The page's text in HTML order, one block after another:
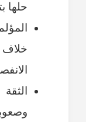
حلها
خلاف